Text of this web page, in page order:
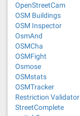
OpenStreetCam
OSM Buildings
OSM Inspector
OsmAnd
OSMCha
OSMFight
Osmose
OSMstats
OSMTracker
Restriction Validator
StreetComplete